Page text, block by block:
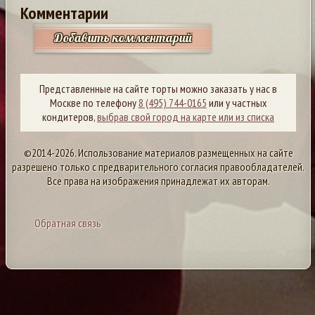
Комментарии
Добавить комментарий
Представленные на сайте торты можно заказать у нас в
Москве по телефону8 (495) 744-0165 или у частных
кондитеров,выбрав свой город на карте или из списка
©2014-2026. Использование материалов размещенных на сайте
разрешено только с предварительного согласия правообладателей.
Все права на изображения принадлежат их авторам.
Обратная связь